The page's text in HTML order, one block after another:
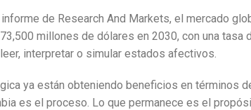
de Research And Markets, el mercado
millones de dólares en 2030, con una tasa
interpretar o simular estados afectivos.
ya están obteniendo beneficios en términos
es el proceso. Lo que permanece es el